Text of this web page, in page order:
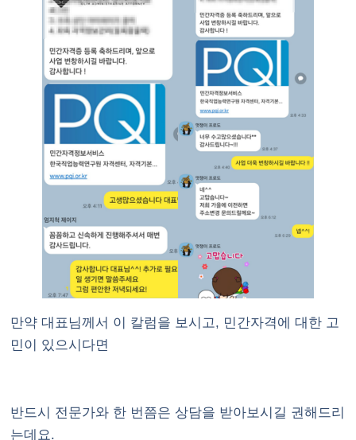
만약 대표님께서 이 칼럼을 보시고, 민간자격에 대한 고
민이 있으시다면
반드시 전문가와 한 번쯤은 상담을 받아보시길 권해드리
는데요.